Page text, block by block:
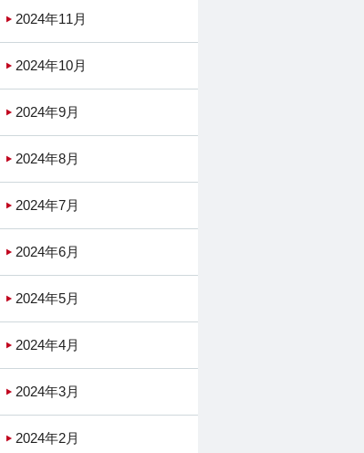
2024年11月
2024年10月
2024年9月
2024年8月
2024年7月
2024年6月
2024年5月
2024年4月
2024年3月
2024年2月